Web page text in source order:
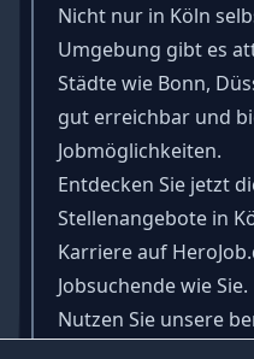
Nicht nur in Köln
Umgebung gibt es
Städte wie Bonn,
gut erreichbar und
Jobmöglichkeiten.
Entdecken Sie jetzt
Stellenangebote in
Karriere auf
Jobsuchende wie Sie.
Nutzen Sie unsere